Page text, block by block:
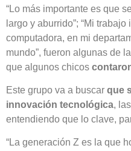
“Lo más importante es que
largo y aburrido”; “Mi
computadora, en mi
mundo”, fueron algunas de
que algunos chicos
Este grupo va a buscar que
innovación tecnológica,
entendiendo que lo clave,
“La generación Z es la que